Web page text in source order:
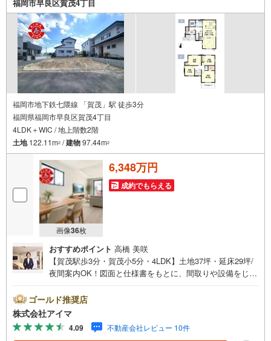
ーンが難しいと言われた方、転職後で審査にご不安の方も
ご相談ください
福岡市早良区賀茂4丁目
福岡市地下鉄七隈線 「賀茂」駅 徒歩3分
福岡県福岡市早良区賀茂4丁目
4LDK＋WIC / 地上階数2階
土地122.11m2 /建物97.44m2
画像36枚
6,348万円
成約でもらえる
おすすめポイント 高橋 美咲
【賀茂駅歩3分・賀茂小5分・4LDK】土地37坪・延床29坪/
夜間案内OK！図面と仕様書をもとに、間取りや設備をじっ
DK15帖以上。土地約37坪・延床約29坪と、暮らしの広さを
数字でご確認いただけます。■品質・保証住まいの品質を支
える裏付けです。基礎は面で支えるベタ基礎。地盤調査を
実施済み。築2年以内の新しい住まい。ほかに外壁サイディ
ゴールド推奨店
株式会社アイマ
4.09 不動産会社レビュー 10件